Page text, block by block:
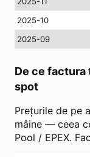
2025-10
2025-09
De ce factura
spot
Prețurile de pe
mâine — ceea
Pool / EPEX.